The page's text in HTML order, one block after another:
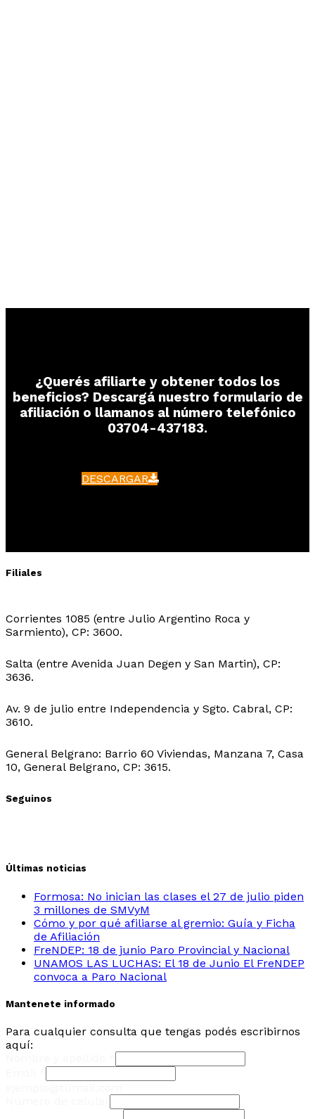
¿Querés afiliarte y obtener todos los
beneficios? Descargá nuestro formulario de
afiliación o llamanos al número telefónico
03704-437183.
DESCARGAR
Filiales
Corrientes 1085 (entre Julio Argentino Roca y
Sarmiento), CP: 3600.
Salta (entre Avenida Juan Degen y San Martin), CP:
3636.
Av. 9 de julio entre Independencia y Sgto. Cabral, CP:
3610.
General Belgrano: Barrio 60 Viviendas, Manzana 7, Casa
10, General Belgrano, CP: 3615.
Seguinos
Últimas noticias
Formosa: No inician las clases el 27 de julio piden
3 millones de SMVyM
Cómo y por qué afiliarse al gremio: Guía y Ficha
de Afiliación
FreNDEP: 18 de junio Paro Provincial y Nacional
UNAMOS LAS LUCHAS: El 18 de Junio El FreNDEP
convoca a Paro Nacional
Mantenete informado
Para cualquier consulta que tengas podés escribirnos
aquí: